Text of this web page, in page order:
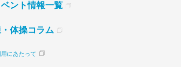
ント情報一覧
体操コラム
にあたって